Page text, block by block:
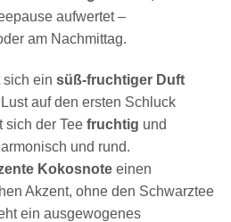
aufwertet –
am Nachmittag.
sich ein süß-fruchtiger Duft
auf den ersten Schluck
sich der Tee fruchtig und
und rund.
Kokosnote einen
Akzent, ohne den Schwarztee
ein ausgewogenes